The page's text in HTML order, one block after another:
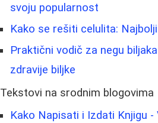
svoju popularnost
Kako se rešiti celulita:
Praktični vodič za negu
zdravije biljke
Tekstovi na srodnim blogovima
Kako Napisati i Izdati Knjigu